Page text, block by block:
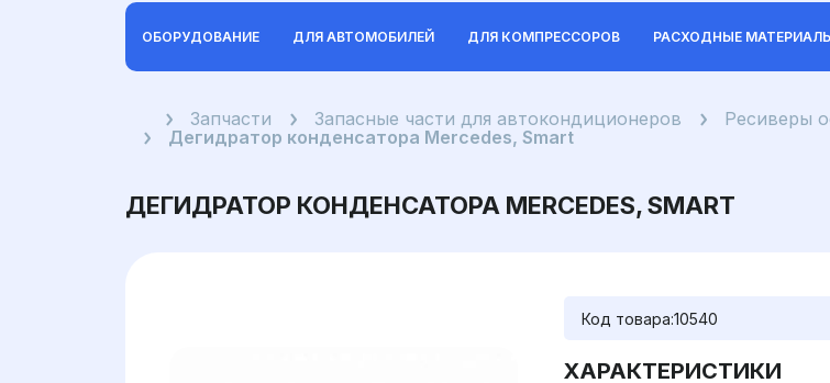
ОБОРУДОВАНИЕ ДЛЯ АВТОМОБИЛЕЙ ДЛЯ КОМПРЕССОРОВ РАСХОДНЫЕ
ГлавнаяЗапчасти Запасные части для автокондиционеров
Ресиверы
Дегидратор конденсатора Mercedes, Smart
ДЕГИДРАТОР КОНДЕНСАТОРА MERCEDES, SMART
Код товара:10540
ХАРАКТЕРИСТИКИ